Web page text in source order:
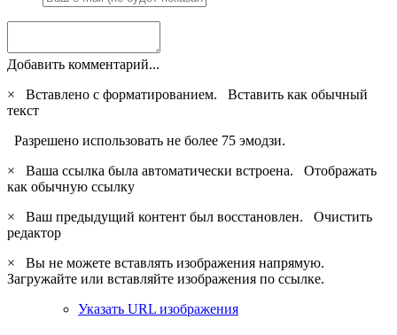
Добавить комментарий...
×
Вставлено с форматированием. Вставить как обычный
текст
Разрешено использовать не более 75 эмодзи.
×
Ваша ссылка была автоматически встроена. Отображать
как обычную ссылку
×
Ваш предыдущий контент был восстановлен. Очистить
редактор
×
Вы не можете вставлять изображения напрямую.
Загружайте или вставляйте изображения по ссылке.
Указать URL изображения